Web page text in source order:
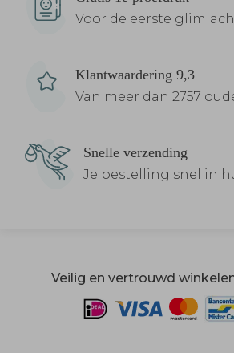
Voor de eerste glimlach
Klantwaardering 9,3
Van meer dan 2757
Snelle verzending
Je bestelling snel in
Veilig en vertrouwd